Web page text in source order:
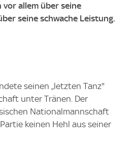
vor allem über seine
seine schwache Leistung.
seinen „letzten Tanz"
unter Tränen. Der
Nationalmannschaft
keinen Hehl aus seiner